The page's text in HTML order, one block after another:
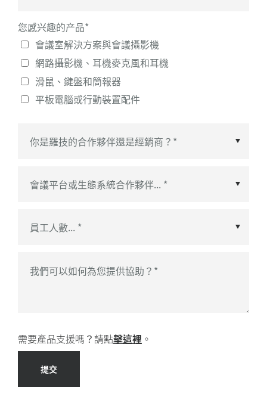
您感兴趣的产品*
會議室解決方案與會議攝影機
網路攝影機、耳機麥克風和耳機
滑鼠、鍵盤和簡報器
平板電腦或行動裝置配件
會議平台或生態系統合作夥伴
我們可以如何為您提供協助？ *
需要產品支援嗎？請點擊這裡 。
提交